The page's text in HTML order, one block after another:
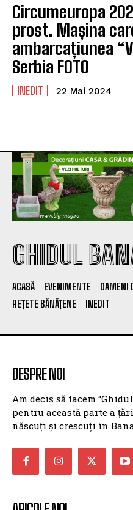
Circumeuropa
prost. Mașina
ambarcațiunea
Serbia FOTO
INEDIT 22 Mai 2024
GHIDUL
ACASĂ EVENIMENTE OAMENI
REȚETE BĂNĂȚENE
INEDIT
DESPRE NOI
Am decis să facem
pentru această parte a
născuți și crescuți în